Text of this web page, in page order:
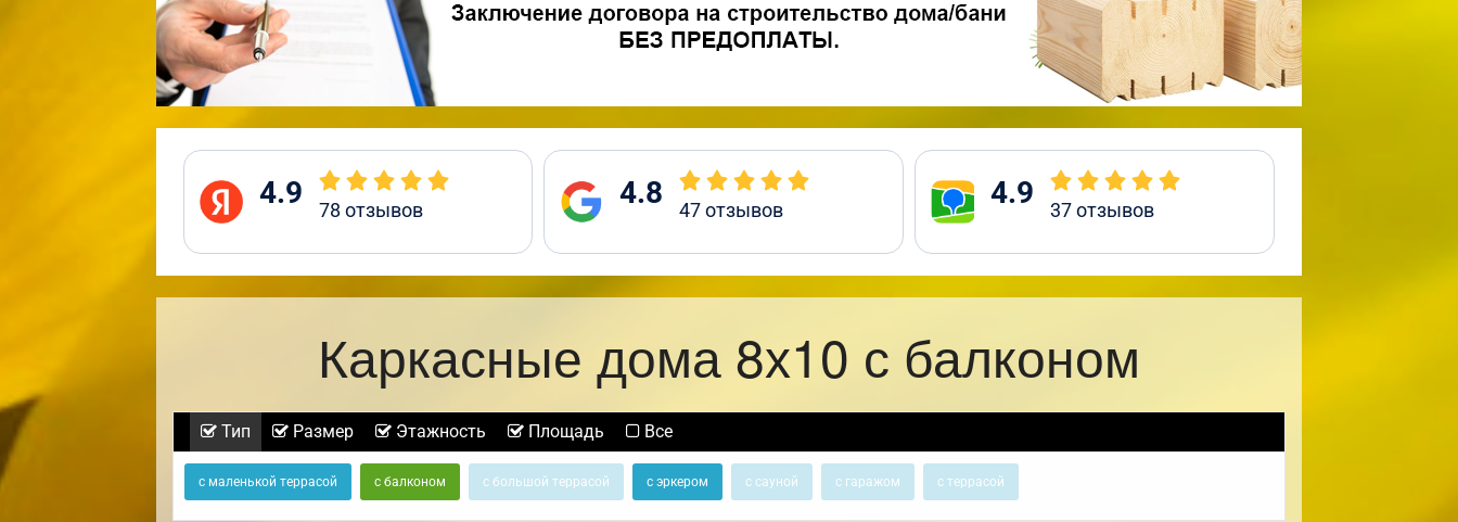
4.9 78 отзывов 4.8 47отзывов 4.9 37отзывов
Каркасные дома 8х10 с балконом
Тип Размер Этажность Площадь Все
с маленькой террасой с балконом с большой террасой с эркером с сауной с гаражом с террасой